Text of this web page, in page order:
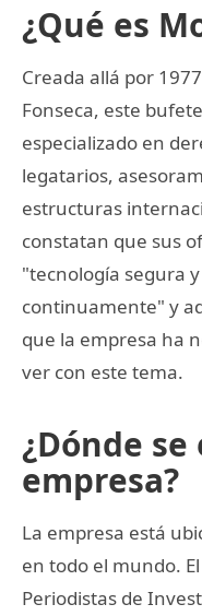
¿Qué es
Creada allá por
Fonseca, este
especializado en
legatarios,
estructuras
constatan que sus
"tecnología segura
continuamente" y
que la empresa ha
ver con este tema.
¿Dónde
empresa?
La empresa está
en todo el mundo.
Periodistas de